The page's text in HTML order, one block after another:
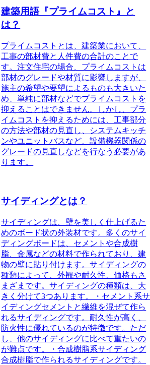
建築用語『プライムコスト』と
は？
プライムコストとは、建築業において、
工事の部材費と人件費の合計のこと で
す。注文住宅の場合、プライムコストは
部材のグレードや材質に影響しますが、
施主の希望や要望によるものも大きいた
め、単純に部材などでプライムコストを
抑えることはできません。しかし、プラ
イムコストを抑えるためには、工事部分
の方法や部材の見直し、システムキッチ
ンやユニットバスなど、設備機器関係の
グレードの見直しなどを行なう必要があ
ります。
サイディングとは？
サイディングは、壁を美しく仕上げるた
めのボード状の外装材です。多くのサイ
ディングボードは、セメントや合成樹
脂、金属などの材料で作られており、建
物の壁に貼り付けます。サイディングの
種類によって、外観や耐久性、価格もさ
まざまです。サイディングの種類は、大
きく分けて3つあります。・セメント系サ
イディングセメントと繊維を混ぜて作ら
れるサイディングです。耐久性が高く、
防火性に優れているのが特徴です。ただ
し、他のサイディングに比べて重たいの
が難点です。・合成樹脂系サイディング
合成樹脂で作られるサイディングです。